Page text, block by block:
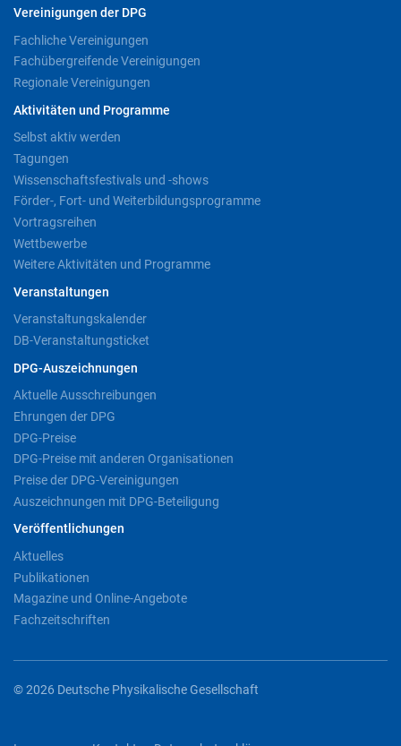
Vereinigungen der DPG
Fachliche Vereinigungen
Fachübergreifende Vereinigungen
Regionale Vereinigungen
Aktivitäten und Programme
Selbst aktiv werden
Tagungen
Wissenschaftsfestivals und -shows
Förder-, Fort- und Weiterbildungsprogramme
Vortragsreihen
Wettbewerbe
Weitere Aktivitäten und Programme
Veranstaltungen
Veranstaltungskalender
DB-Veranstaltungsticket
DPG-Auszeichnungen
Aktuelle Ausschreibungen
Ehrungen der DPG
DPG-Preise
DPG-Preise mit anderen Organisationen
Preise der DPG-Vereinigungen
Auszeichnungen mit DPG-Beteiligung
Veröffentlichungen
Aktuelles
Publikationen
Magazine und Online-Angebote
Fachzeitschriften
© 2026 Deutsche Physikalische Gesellschaft